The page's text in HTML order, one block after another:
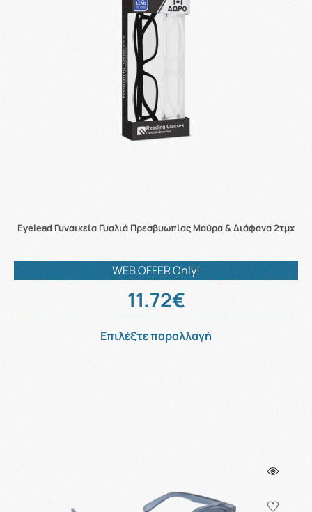
Eyelead Γυναικεία Γυαλιά Πρεσβυωπίας Μαύρα & Διάφανα 2τμχ
WEB OFFER Only!
11.72€
Επιλέξτε παραλλαγή